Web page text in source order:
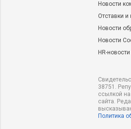
Новости
Отставки и
Новости
Новости
HR-новости
38751.
ссылкой на
сайта.
Политика